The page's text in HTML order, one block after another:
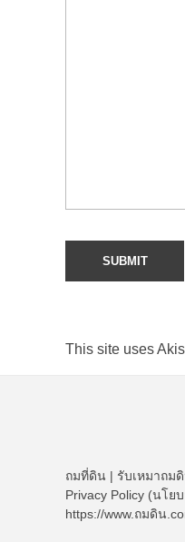
This site uses
ถมที่ดิน | รับเหมาถม
Privacy Policy (นโย
https://www.ถมดิน